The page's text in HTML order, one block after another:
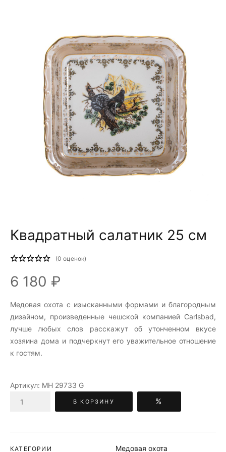
Квадратный салатник 25 см
(0 оценок)
6 180 ₽
Медовая охота c изысканными формами и благородным
дизайном, произведенные чешской компанией Carlsbad,
лучше любых слов расскажут об утонченном вкусе
хозяина дома и подчеркнут его уважительное отношение
к гостям.
Артикул: МН 29733 G
В КОРЗИНУ %
КАТЕГОРИИ Медовая охота